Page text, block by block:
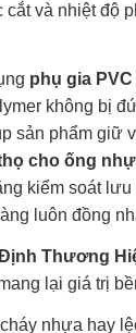
và nhiệt độ
phụ gia PVC
không bị
sản phẩm giữ
cho ống
kiểm soát lưu
luôn đồng
Thương
lại giá trị
nhựa hay